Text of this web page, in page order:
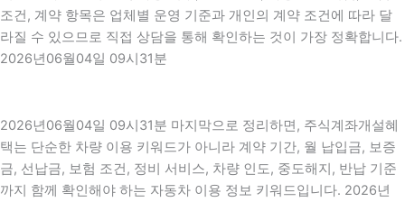
조건, 계약 항목은 업체별 운영 기준과 개인의 계약 조건에 따라 달
라질 수 있으므로 직접 상담을 통해 확인하는 것이 가장 정확합니다.
2026년06월04일 09시31분
2026년06월04일 09시31분 마지막으로 정리하면, 주식계좌개설혜
택는 단순한 차량 이용 키워드가 아니라 계약 기간, 월 납입금, 보증
금, 선납금, 보험 조건, 정비 서비스, 차량 인도, 중도해지, 반납 기준
까지 함께 확인해야 하는 자동차 이용 정보 키워드입니다. 2026년